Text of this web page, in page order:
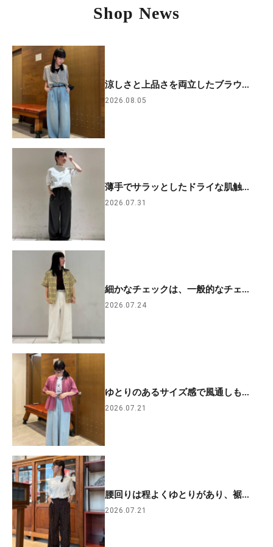
Shop News
涼しさと上品さを両立したブラウ...
2026.08.05
薄手でサラッとしたドライな肌触...
2026.07.31
細かなチェックは、一般的なチェ...
2026.07.24
ゆとりのあるサイズ感で風通しも...
2026.07.21
腰回りは程よくゆとりがあり、裾...
2026.07.21